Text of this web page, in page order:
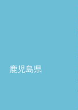
鹿児島県